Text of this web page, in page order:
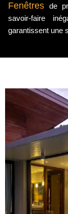
Fenêtres de
savoir-faire
garantissent une